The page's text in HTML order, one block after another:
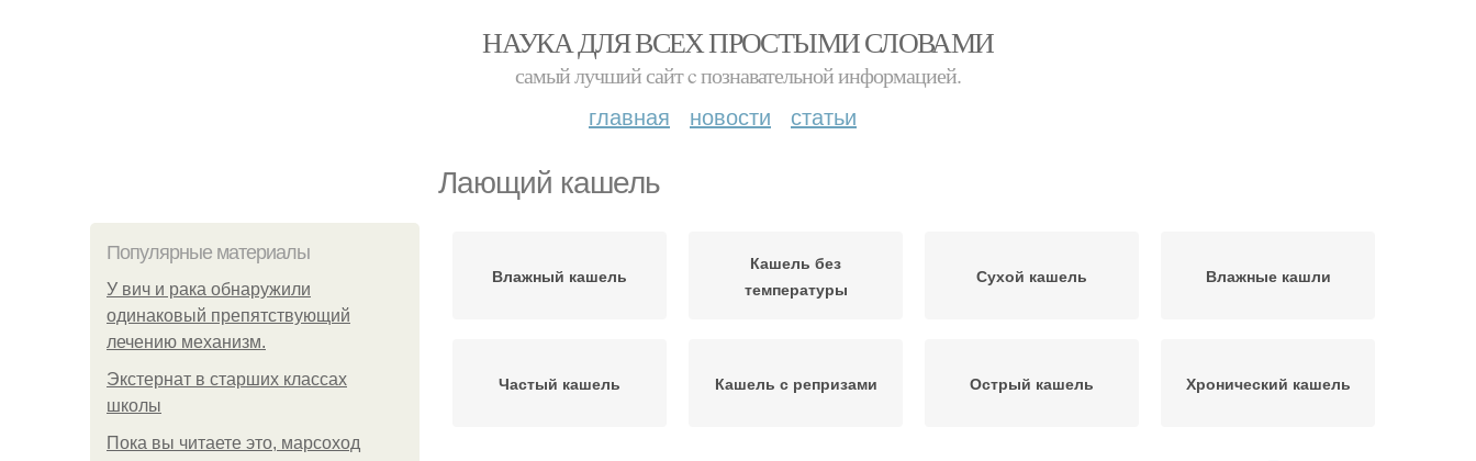
НАУКА ДЛЯ ВСЕХ ПРОСТЫМИ СЛОВАМИ
самый лучший сайт c познавательной информацией.
главная новости статьи
Лающий кашель
Популярные материалы
У вич и рака обнаружили
одинаковый препятствующий
лечению механизм.
Экстернат в старших классах
школы
Пока вы читаете это, марсоход
Влажный кашель
Кашель без
температуры
Сухой кашель Влажные кашли
Частый кашель Кашель с репризами Острый кашель Хронический кашель